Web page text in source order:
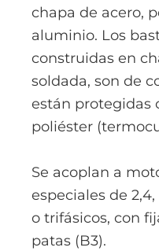
chapa de acero,
aluminio. Los
construidas en
soldada, son de
están protegidas
poliéster
Se acoplan a
especiales de
o trifásicos, con
patas (B3).